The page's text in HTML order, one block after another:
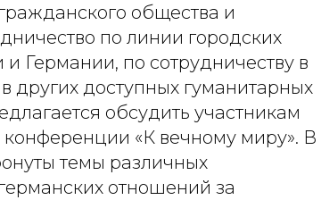
общества и
по линии городских
Германии, по сотрудничеству в
других доступных гуманитарных
обсудить участникам
«К вечному миру». В
темы различных
отношений за